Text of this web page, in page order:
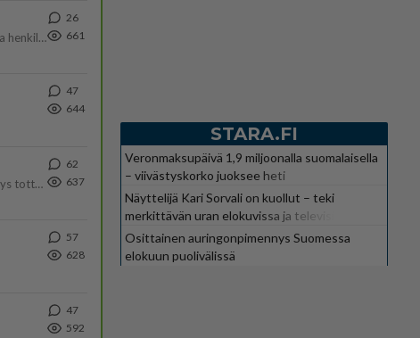
Martina Aitolehti on seurattu julkisuuden henkilö. Lähipiiriin mahtuu muitakin tunnettuja henkilöitä. Tiesitkö, että Ma
26
661
47
644
Olipa hyvä kirjoitus, kiitos. Ongelmat mitkä nostat esille on todellisia ja tämä ylimielisyys totta ja se näkyy kaikessa
62
637
57
628
47
592
STARA.FI
Veronmaksupäivä 1,9 miljoonalla suomalaisella
– viivästyskorko juoksee heti
Näyttelijä Kari Sorvali on kuollut – teki
merkittävän uran elokuvissa ja televisiossa
Osittainen auringonpimennys Suomessa
elokuun puolivälissä